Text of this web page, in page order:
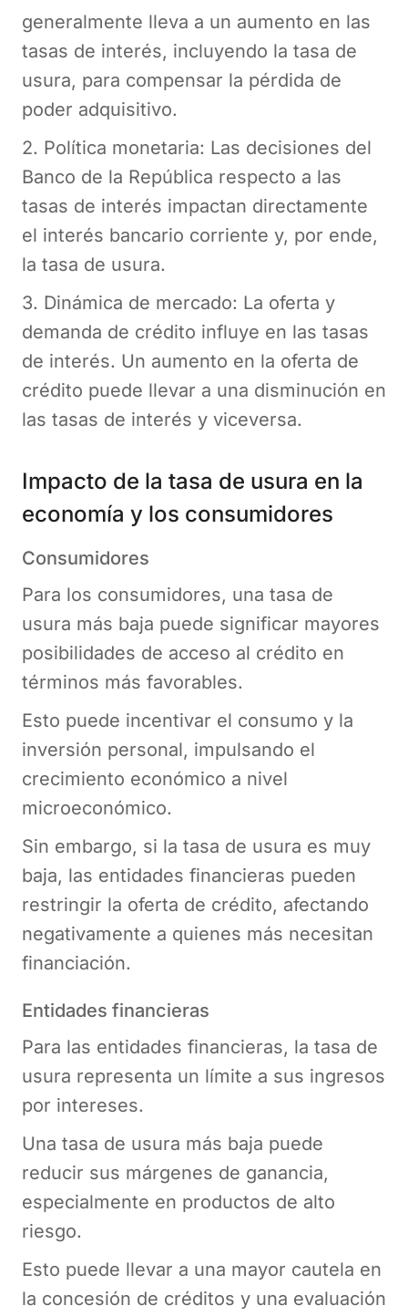
generalmente lleva a un aumento en las
tasas de interés, incluyendo la tasa de
usura, para compensar la pérdida de
poder adquisitivo.
2. Política monetaria: Las decisiones del
Banco de la República respecto a las
tasas de interés impactan directamente
el interés bancario corriente y, por ende,
la tasa de usura.
3. Dinámica de mercado: La oferta y
demanda de crédito influye en las tasas
de interés. Un aumento en la oferta de
crédito puede llevar a una disminución en
las tasas de interés y viceversa.
Impacto de la tasa de usura en la
economía y los consumidores
Consumidores
Para los consumidores, una tasa de
usura más baja puede significar mayores
posibilidades de acceso al crédito en
términos más favorables.
Esto puede incentivar el consumo y la
inversión personal, impulsando el
crecimiento económico a nivel
microeconómico.
Sin embargo, si la tasa de usura es muy
baja, las entidades financieras pueden
restringir la oferta de crédito, afectando
negativamente a quienes más necesitan
financiación.
Entidades financieras
Para las entidades financieras, la tasa de
usura representa un límite a sus ingresos
por intereses.
Una tasa de usura más baja puede
reducir sus márgenes de ganancia,
especialmente en productos de alto
riesgo.
Esto puede llevar a una mayor cautela en
la concesión de créditos y una evaluación